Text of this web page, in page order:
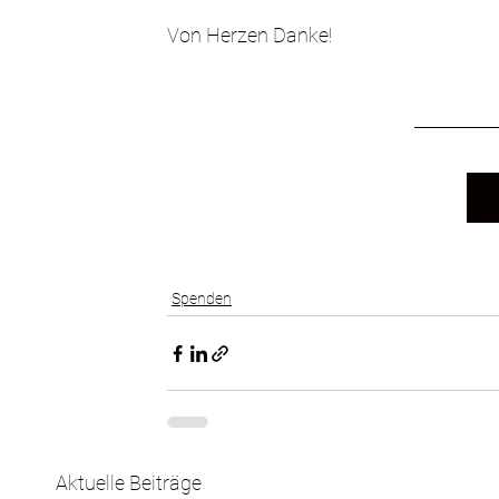
Von Herzen Danke!
Spenden
Aktuelle Beiträge